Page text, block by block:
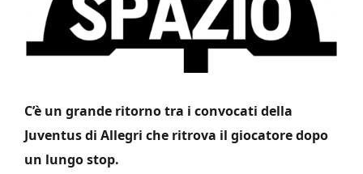
C’è un grande ritorno tra i convocati della
Juventus di Allegri che ritrova il giocatore dopo
un lungo stop.